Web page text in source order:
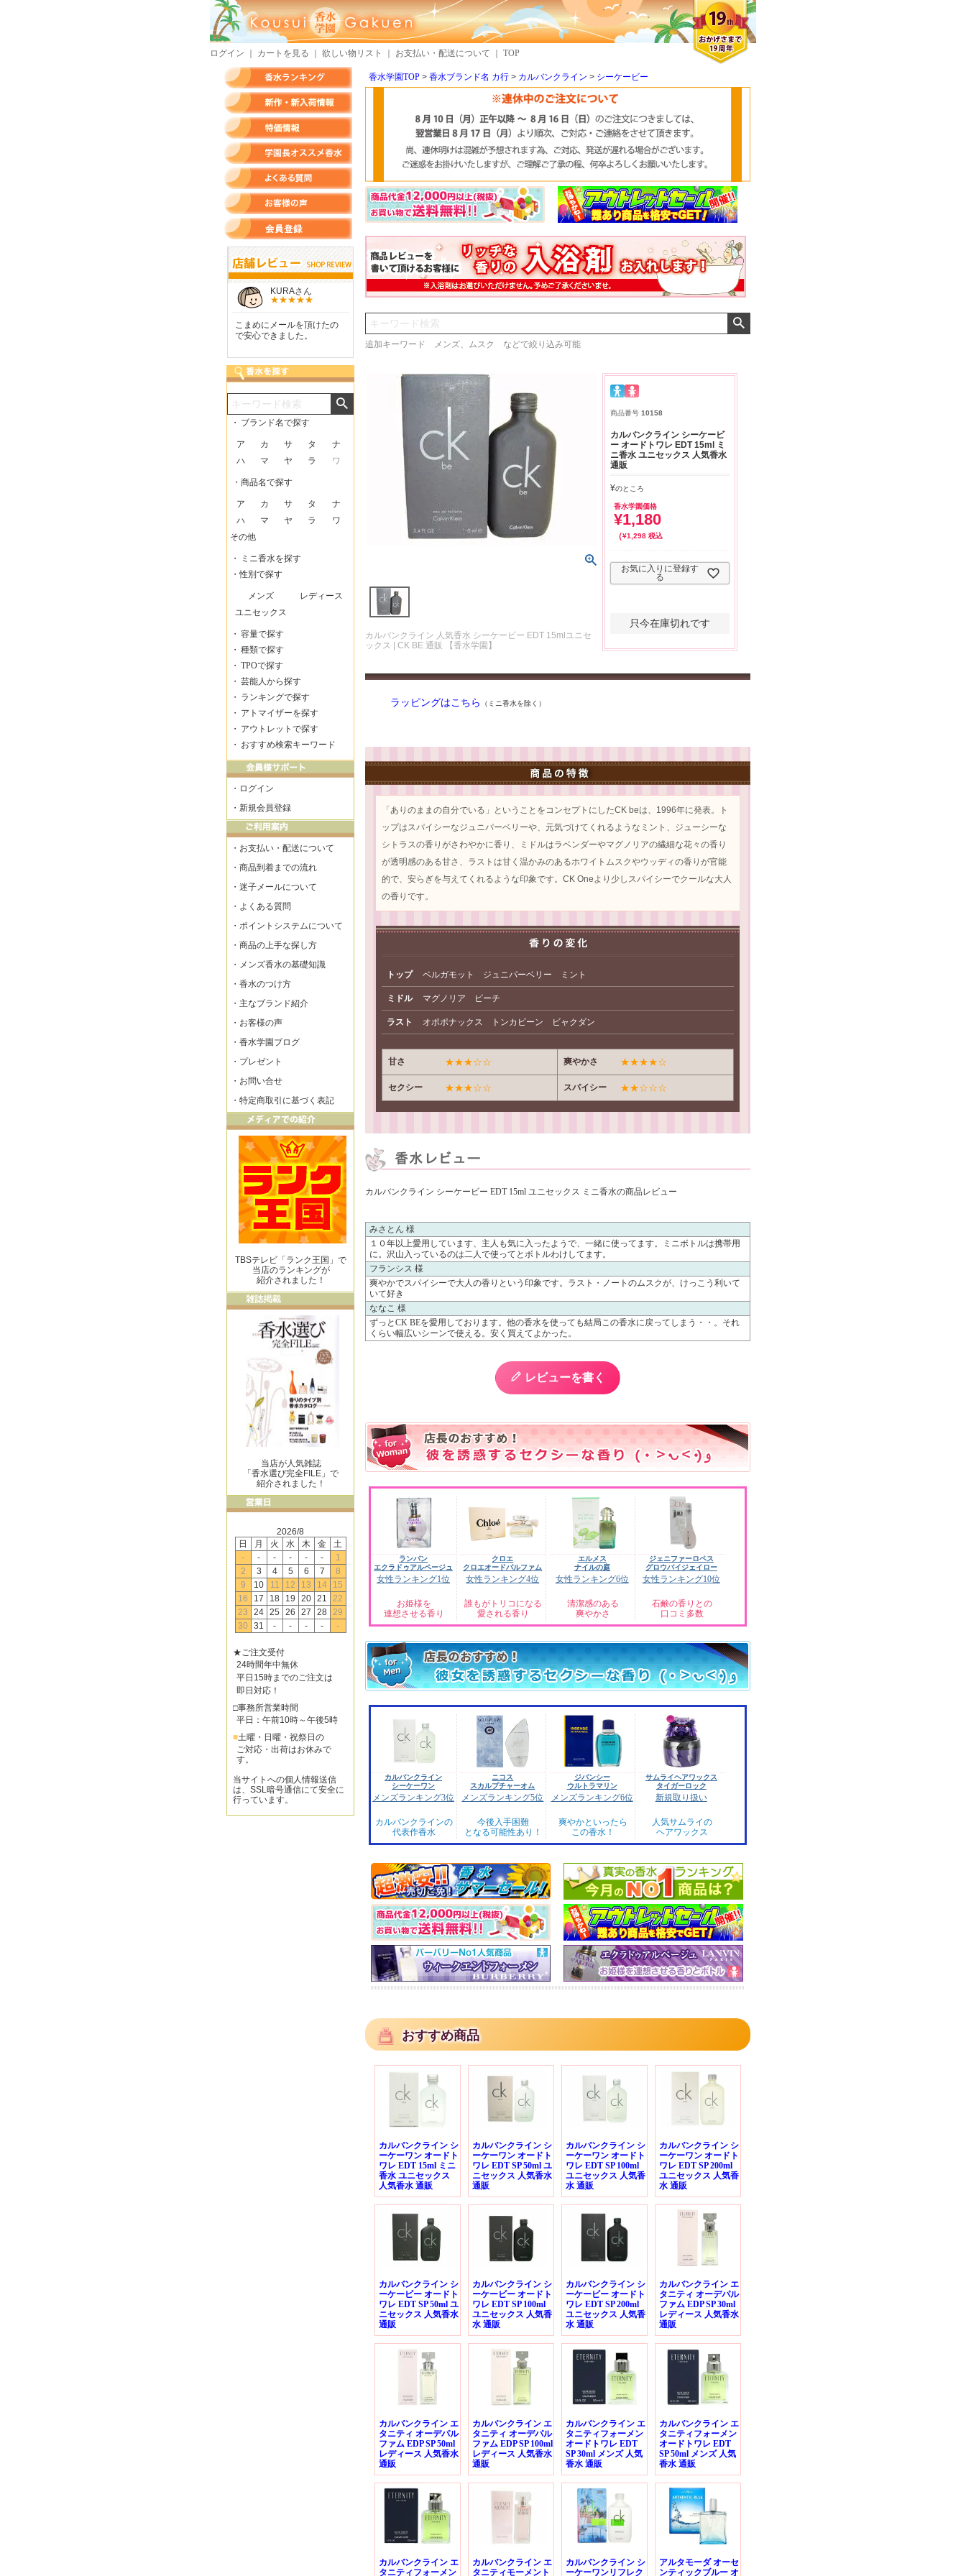
ログイン カートを見る 欲しい物リスト お支払い・配送について TOP
香水学園TOP 香水ブランド名 カ行 カルバンクライン シーケービー
検索
追加キーワード メンズ、ムスク などで絞り込み可能
カルバンクライン 人気香水 シーケービー EDT 15mlユニセ
ックス | CK BE 通販 【香水学園】
商品番号 10158
カルバンクライン シーケービ
ー オードトワレ EDT 15ml ミ
ニ香水 ユニセックス 人気香水
通販
¥のところ
香水学園価格
¥1,180
¥1,298 税込
お気に入りに登録す
る
只今在庫切れです
ラッピングはこちら （ミニ香水を除く）
「ありのままの自分でいる」ということをコンセプトにしたCK beは、1996年に発表。ト
ップはスパイシーなジュニパーベリーや、元気づけてくれるようなミント、ジューシーな
シトラスの香りがさわやかに香り、ミドルはラベンダーやマグノリアの繊細な花々の香り
が透明感のある甘さ、ラストは甘く温かみのあるホワイトムスクやウッディの香りが官能
的で、安らぎを与えてくれるような印象です。CK Oneより少しスパイシーでクールな大人
の香りです。
トップ ベルガモット ジュニパーベリー ミント
ミドル マグノリア ピーチ
ラスト オポポナックス トンカビーン ビャクダン
甘さ ★★★☆☆ 爽やかさ ★★★★☆
セクシー ★★★☆☆ スパイシー ★★☆☆☆
カルバンクライン シーケービー EDT 15ml ユニセックス ミニ香水の商品レビュー
みさとん 様
１０年以上愛用しています、主人も気に入ったようで、一緒に使ってます。ミニボトルは携帯用
に。沢山入っているのは二人で使ってとボトルわけしてます。
フランシス 様
爽やかでスパイシーで大人の香りという印象です。ラスト・ノートのムスクが、けっこう利いて
いて好き
ななこ 様
ずっとCK BEを愛用しております。他の香水を使っても結局この香水に戻ってしまう・・。それ
くらい幅広いシーンで使える。安く買えてよかった。
レビューを書く
ランバン
エクラドゥアルページュ
女性ランキング1位
お姫様を
連想させる香り
クロエ
クロエオードパルファム
女性ランキング4位
誰もがトリコになる
愛される香り
エルメス
ナイルの庭
女性ランキング6位
清潔感のある
爽やかさ
ジェニファーロペス
グロウバイジェイロー
女性ランキング10位
石鹸の香りとの
口コミ多数
カルバンクライン
シーケーワン
メンズランキング3位
カルバンクラインの
代表作香水
ニコス
スカルプチャーオム
メンズランキング5位
今後入手困難
となる可能性あり！
ジバンシー
ウルトラマリン
メンズランキング6位
爽やかといったら
この香水！
サムライヘアワックス
タイガーロック
新規取り扱い
人気サムライの
ヘアワックス
おすすめ商品
カルバンクライン シ
ーケーワン オードト
ワレ EDT 15ml ミニ
香水 ユニセックス
人気香水 通販
カルバンクライン シ
ーケーワン オードト
ワレ EDT SP 50ml ユ
ニセックス 人気香水
通販
カルバンクライン シ
ーケーワン オードト
ワレ EDT SP 100ml
ユニセックス 人気香
水 通販
カルバンクライン シ
ーケーワン オードト
ワレ EDT SP 200ml
ユニセックス 人気香
水 通販
カルバンクライン シ
ーケービー オードト
ワレ EDT SP 50ml ユ
ニセックス 人気香水
通販
カルバンクライン シ
ーケービー オードト
ワレ EDT SP 100ml
ユニセックス 人気香
水 通販
カルバンクライン シ
ーケービー オードト
ワレ EDT SP 200ml
ユニセックス 人気香
水 通販
カルバンクライン エ
タニティ オーデパル
ファム EDP SP 30ml
レディース 人気香水
通販
カルバンクライン エ
タニティ オーデパル
ファム EDP SP 50ml
レディース 人気香水
通販
カルバンクライン エ
タニティ オーデパル
ファム EDP SP 100ml
レディース 人気香水
通販
カルバンクライン エ
タニティフォーメン
オードトワレ EDT
SP 30ml メンズ 人気
香水 通販
カルバンクライン エ
タニティフォーメン
オードトワレ EDT
SP 50ml メンズ 人気
香水 通販
カルバンクライン エ
タニティフォーメン
カルバンクライン エ
タニティモーメント
カルバンクライン シ
ーケーワンリフレク
アルタモーダ オーセ
ンティックブルー オ
KURAさん
こまめにメールを頂けたの
で安心できました。
しらすさん
商品が早く届いたのでよか
ったです。また利用させて
もらいます！
MMさん
量試せるところが魅力でし
た。
クロエさん
した。またよろしくお願い
おまけありがとうございま
した。早速レビューを書き
・ ブランド名で探す
ア カ サ タ
ナ
ハ
マ ヤ ラ ワ
・商品名で探す
ア カ サ タ
ナ
ハ
マ ヤ ラ
ワ
その他
・
ミニ香水を探す
・性別で探す
メンズ
レディース
ユニセックス
・ 容量で探す
・ 種類で探す
・ TPOで探す
・ 芸能人から探す
・ ランキングで探す
・ アトマイザーを探す
・ アウトレットで探す
・ おすすめ検索キーワード
・ ログイン
・ 新規会員登録
・ お支払い・配送について
・ 商品到着までの流れ
・ 迷子メールについて
・ よくある質問
・ ポイントシステムについて
・ 商品の上手な探し方
・ メンズ香水の基礎知識
・ 香水のつけ方
・ 主なブランド紹介
・ お客様の声
・ 香水学園ブログ
・ プレゼント
・ お問い合せ
・ 特定商取引に基づく表記
TBSテレビ「ランク王国」で
当店のランキングが
紹介されました！
当店が人気雑誌
「香水選び完全FILE」で
紹介されました！
2026/8
日
月 火 水 木 金
土
-
- - - - -
1
2
3 4 5 6 7
8
9
10 11 12 13 14
15
16
17 18 19 20 21
22
23
24 25 26 27 28 29
30
31 - - - - -
★ご注文受付
24時間年中無休
平日15時までのご注文は
即日対応！
□事務所営業時間
平日：午前10時～午後5時
■土曜・日曜・祝祭日の
ご対応・出荷はお休みで
す。
当サイトへの個人情報送信
は、SSL暗号通信にて安全に
行っています。